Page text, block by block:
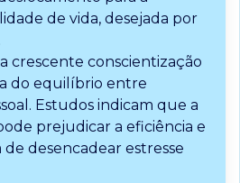
de vida, desejada por
crescente conscientização
do equilíbrio entre
Estudos indicam que a
prejudicar a eficiência e
desencadear estresse